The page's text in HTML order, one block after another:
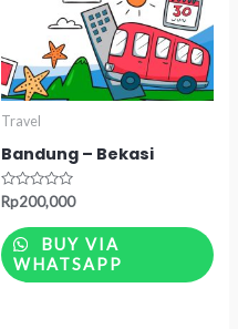
Travel
Bandung – Bekasi
Rated
0
out
of
5
Rp200,000
BUY VIA
WHATSAPP